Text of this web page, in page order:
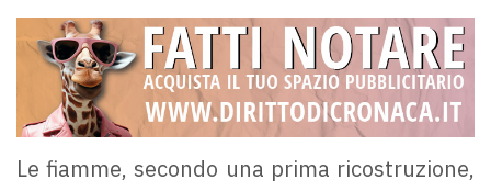
Le fiamme, secondo una prima ricostruzione,